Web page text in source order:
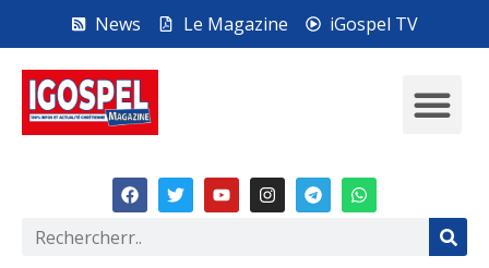
News Le Magazine iGospel TV